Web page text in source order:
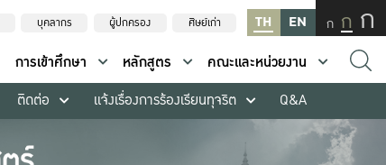
บุคลากร ผู้ปกครอง ศิษย์เก่า TH EN ก ก ก
การเข้าศึกษา หลักสูตร
คณะและหน่วยงาน
ติดต่อ แจ้งเรื่องการร้องเรียนทุจริต Q&A